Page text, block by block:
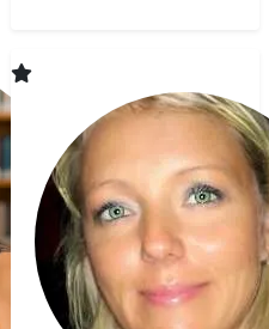
Laura
Voyant